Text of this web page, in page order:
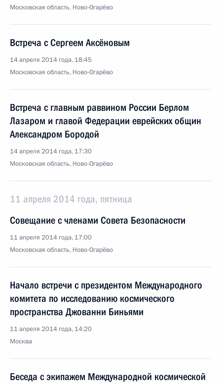
Московская область, Ново-Огарёво
Встреча с Сергеем Аксёновым
14 апреля 2014 года, 18:45
Московская область, Ново-Огарёво
Встреча с главным раввином России Берлом
Лазаром и главой Федерации еврейских общин
Александром Бородой
14 апреля 2014 года, 17:30
Московская область, Ново-Огарёво
11 апреля 2014 года, пятница
Совещание с членами Совета Безопасности
11 апреля 2014 года, 17:00
Московская область, Ново-Огарёво
Начало встречи с президентом Международного
комитета по исследованию космического
пространства Джованни Биньями
11 апреля 2014 года, 14:20
Москва
Беседа с экипажем Международной космической